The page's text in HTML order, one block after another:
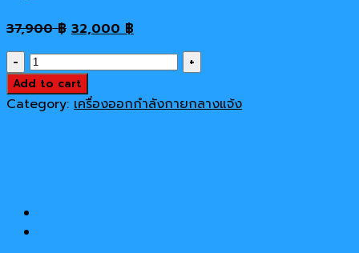
37,900฿ Original
was:
37,900 ฿.
32,000฿
is:
เครื่อง
ออก
กำลัง
กาย
Add to cart
Category: เครื่องออกกำลังกายกลางแจ้ง